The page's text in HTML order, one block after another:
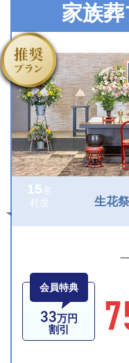
家族
15名
程度
生花
会員特典
33万円
割引